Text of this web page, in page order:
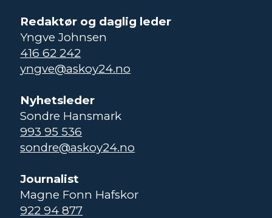
Redaktør og daglig leder
Yngve Johnsen
416 62 242
yngve@askoy24.no
Nyhetsleder
Sondre Hansmark
993 95 536
sondre@askoy24.no
Journalist
Magne Fonn Hafskor
922 94 877